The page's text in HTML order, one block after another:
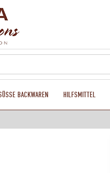
BACKWAREN HILFSMITTEL